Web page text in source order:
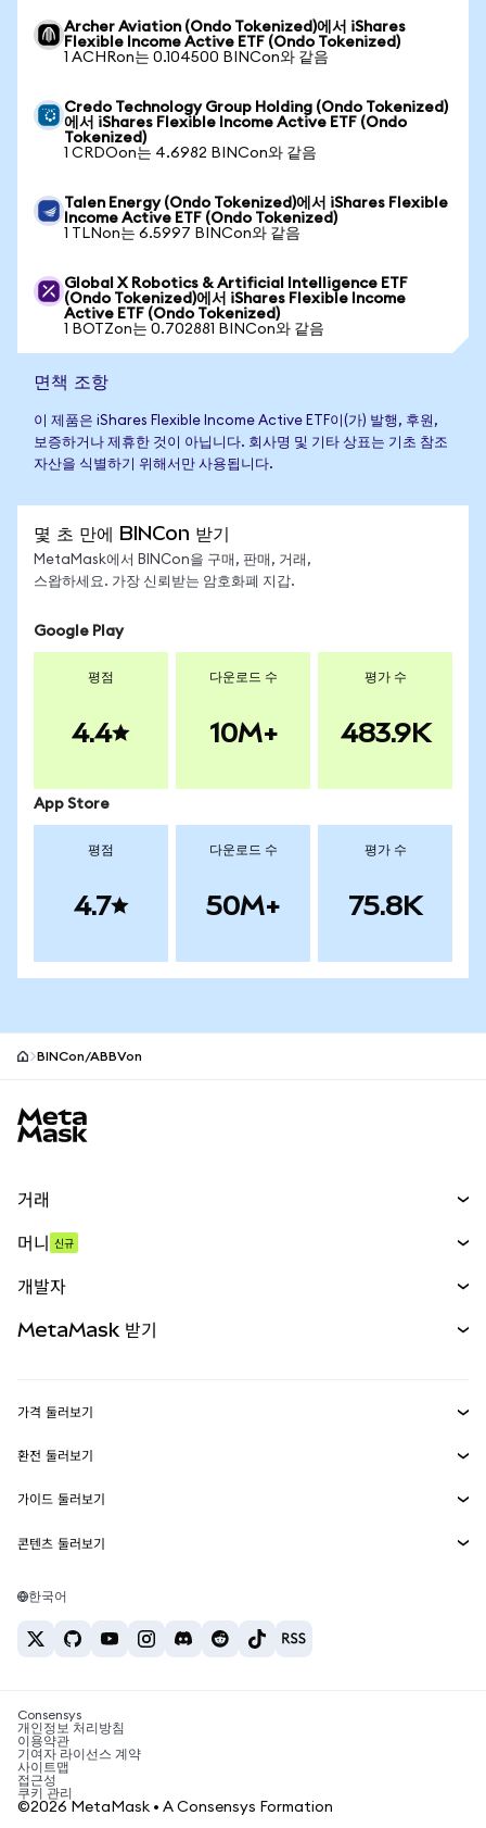
Archer Aviation (Ondo Tokenized)에서 iShares
Flexible Income Active ETF (Ondo Tokenized)
1 ACHRon는 0.104500 BINCon와 같음
Credo Technology Group Holding (Ondo Tokenized)
에서 iShares Flexible Income Active ETF (Ondo
Tokenized)
1 CRDOon는 4.6982 BINCon와 같음
Talen Energy (Ondo Tokenized)에서 iShares Flexible
Income Active ETF (Ondo Tokenized)
1 TLNon는 6.5997 BINCon와 같음
Global X Robotics & Artificial Intelligence ETF
(Ondo Tokenized)에서 iShares Flexible Income
Active ETF (Ondo Tokenized)
1 BOTZon는 0.702881 BINCon와 같음
면책 조항
이 제품은 iShares Flexible Income Active ETF이(가) 발행, 후원,
보증하거나 제휴한 것이 아닙니다. 회사명 및 기타 상표는 기초 참조
자산을 식별하기 위해서만 사용됩니다.
몇 초 만에 BINCon 받기
MetaMask에서 BINCon을 구매, 판매, 거래,
스왑하세요. 가장 신뢰받는 암호화폐 지갑.
Google Play
평점
4.4
다운로드 수
10M+
평가 수
483.9K
App Store
평점
4.7
다운로드 수
50M+
평가 수
75.8K
BINCon/ABBVon
거래
무기한 선물
실물자산
머니 신규
개발자
MetaMask Connect
Snaps
웹3 서비스
MetaMask 받기
보안
고객 지원
채용
가격 둘러보기
이더리움 가격
솔라나 가격
테더 가격
환전 둘러보기
ETH를 USD로 환전
USDT를 INR로 환전
BTC를 INR로 환전
ETH를 USDT로 환전
가이드 둘러보기
ETH 매수
USDT 매수
SHIB 매수
BNB 매수
콘텐츠 둘러보기
솔라나 지갑
암호화폐 세금 뉴스
암호화폐 매수 방법
비트코인 매도 방법
한국어
Consensys
개인정보 처리방침
이용약관
기여자 라이선스 계약
사이트맵
접근성
쿠키 관리
©2026 MetaMask • A Consensys Formation